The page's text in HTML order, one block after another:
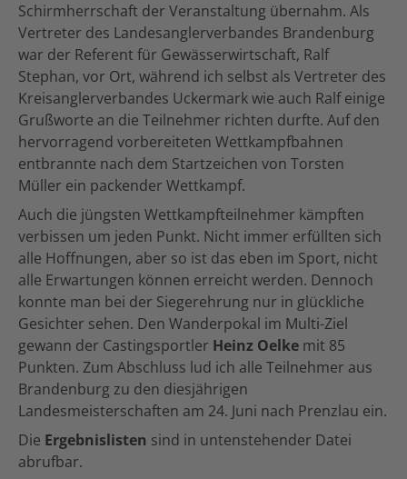
Schirmherrschaft der Veranstaltung übernahm. Als
Vertreter des Landesanglerverbandes Brandenburg
war der Referent für Gewässerwirtschaft, Ralf
Stephan, vor Ort, während ich selbst als Vertreter des
Kreisanglerverbandes Uckermark wie auch Ralf einige
Grußworte an die Teilnehmer richten durfte. Auf den
hervorragend vorbereiteten Wettkampfbahnen
entbrannte nach dem Startzeichen von Torsten
Müller ein packender Wettkampf.
Auch die jüngsten Wettkampfteilnehmer kämpften
verbissen um jeden Punkt. Nicht immer erfüllten sich
alle Hoffnungen, aber so ist das eben im Sport, nicht
alle Erwartungen können erreicht werden. Dennoch
konnte man bei der Siegerehrung nur in glückliche
Gesichter sehen. Den Wanderpokal im Multi-Ziel
gewann der Castingsportler Heinz Oelke mit 85
Punkten. Zum Abschluss lud ich alle Teilnehmer aus
Brandenburg zu den diesjährigen
Landesmeisterschaften am 24. Juni nach Prenzlau ein.
Die Ergebnislisten sind in untenstehender Datei
abrufbar.